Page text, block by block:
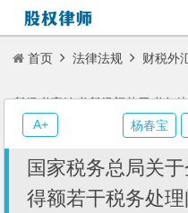
首页 法律法规 财税外
所得税应纳税所得额若干税务
国家税务总局关
得额若干税务处
杨春宝
A+